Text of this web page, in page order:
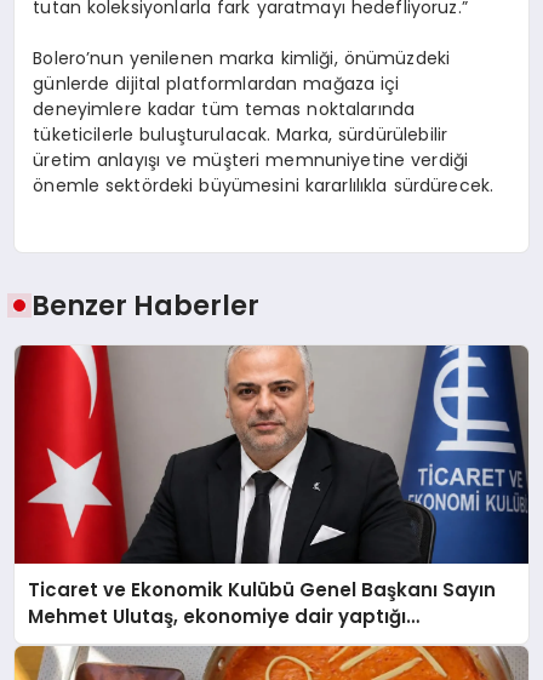
tutan koleksiyonlarla fark yaratmayı hedefliyoruz.”
Bolero’nun yenilenen marka kimliği, önümüzdeki
günlerde dijital platformlardan mağaza içi
deneyimlere kadar tüm temas noktalarında
tüketicilerle buluşturulacak. Marka, sürdürülebilir
üretim anlayışı ve müşteri memnuniyetine verdiği
önemle sektördeki büyümesini kararlılıkla sürdürecek.
Benzer Haberler
Ticaret ve Ekonomik Kulübü Genel Başkanı Sayın
Mehmet Ulutaş, ekonomiye dair yaptığı
açıklamada şunları kaydetti: